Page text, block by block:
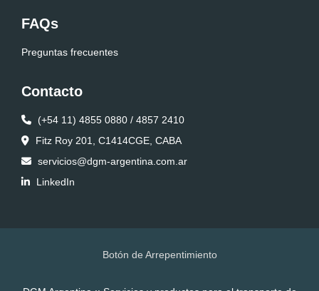
FAQs
Preguntas frecuentes
Contacto
(+54 11) 4855 0880 / 4857 2410
Fitz Roy 201, C1414CGE, CABA
servicios@dgm-argentina.com.ar
LinkedIn
Botón de Arrepentimiento